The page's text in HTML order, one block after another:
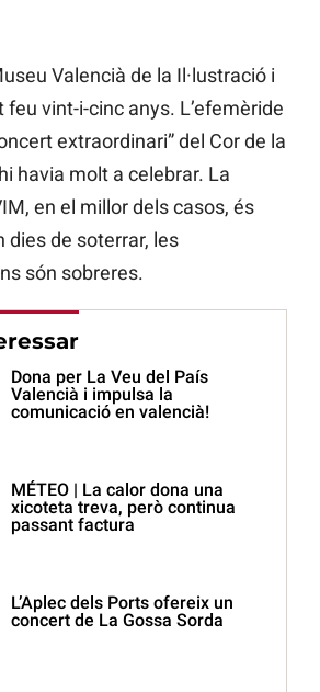
Valencià de la Il·lustració i
vint-i-cinc anys. L’efemèride
extraordinari” del Cor de la
havia molt a celebrar. La
en el millor dels casos, és
dies de soterrar, les
són sobreres.
Dona per La Veu del País
Valencià i impulsa la
comunicació en valencià!
MÉTEO | La calor dona una
xicoteta treva, però continua
passant factura
L’Aplec dels Ports ofereix un
concert de La Gossa Sorda